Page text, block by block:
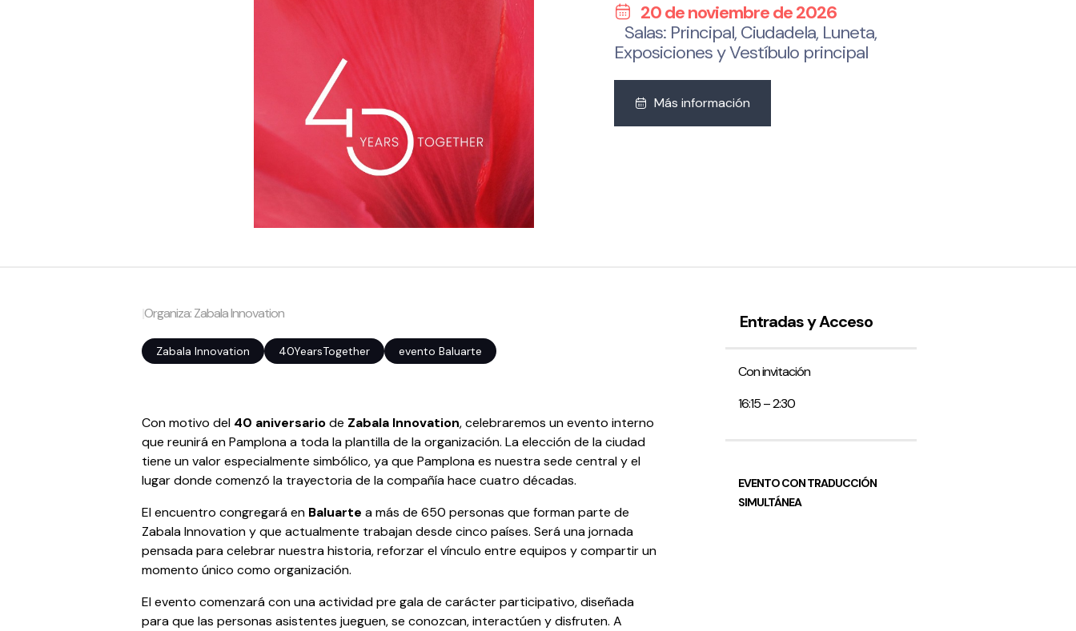
20 de noviembre de 2026
Salas: Principal, Ciudadela, Luneta,
Exposiciones y Vestíbulo principal
Más información
|Organiza: Zabala Innovation
Zabala Innovation 40YearsTogether evento Baluarte
Con motivo del 40 aniversariode Zabala Innovation, celebraremos un evento interno
que reunirá en Pamplona a toda la plantilla de la organización. La elección de la ciudad
tiene un valor especialmente simbólico, ya que Pamplona es nuestra sede central y el
lugar donde comenzó la trayectoria de la compañía hace cuatro décadas.
El encuentro congregará en Baluartea más de 650 personas que forman parte de
Zabala Innovation y que actualmente trabajan desde cinco países. Será una jornada
pensada para celebrar nuestra historia, reforzar el vínculo entre equipos y compartir un
momento único como organización.
El evento comenzará con una actividad pre gala de carácter participativo, diseñada
para que las personas asistentes jueguen, se conozcan, interactúen y disfruten. A
Entradas y Acceso
Con invitación
16:15 – 2:30
EVENTO CON TRADUCCIÓN
SIMULTÁNEA